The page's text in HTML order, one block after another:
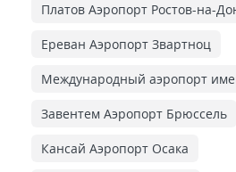
Платов Аэропорт Ростов-на-
Ереван Аэропорт Звартноц
Международный аэропорт
Завентем Аэропорт Брюссель
Кансай Аэропорт Осака